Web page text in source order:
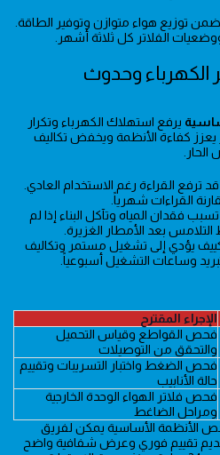
توزيع هواء متوازن وتوفير الطاقة.
الفلاتر كل ثلاثة أشهر.
الكهرباء وحدوث
يرفع استهلاك الكهرباء وتكرار
يعزز كفاءة الأنظمة ويخفض تكاليف
ترفع القراءة رغم الاستخدام العادي.
القراءات شهرياً.
فقدان المياه وتآكل البناء إذا لم
بعد الأمطار الغزيرة.
يؤدي إلى تشغيل مستمر وتكاليف
وساعات التشغيل أسبوعياً.
الإجراء المقترح
فحص القواطع وقياس التحميل
والتحقق من التوصيلات
فحص الضغط واختبار التسريبات وتقييم
حالة الأنابيب
فحص فلاتر الهواء الوحدة الخارجية
ومراحل الضاغط
الأنظمة الأساسية يمكن لفريق
الرياض 24 ساعة تقديم تقييم فوري وعرض شفافية واضح